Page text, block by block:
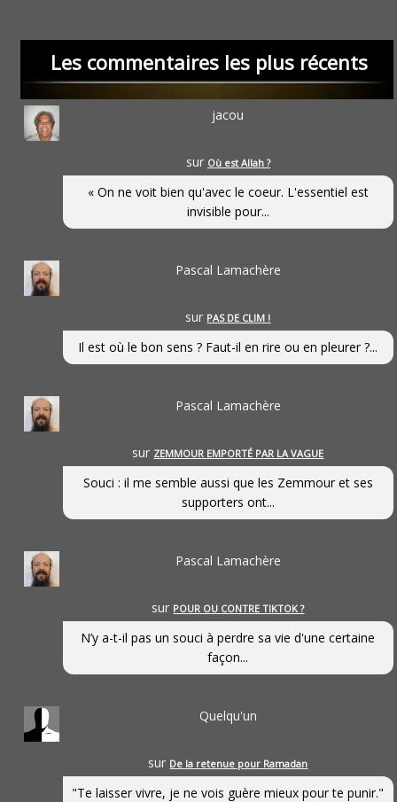
Les commentaires les plus récents
jacou
sur Où est Allah ?
« On ne voit bien qu'avec le coeur. L'essentiel est
invisible pour...
Pascal Lamachère
sur PAS DE CLIM !
Il est où le bon sens ? Faut-il en rire ou en pleurer ?...
Pascal Lamachère
sur ZEMMOUR EMPORTÉ PAR LA VAGUE
Souci : il me semble aussi que les Zemmour et ses
supporters ont...
Pascal Lamachère
sur POUR OU CONTRE TIKTOK ?
N’y a-t-il pas un souci à perdre sa vie d'une certaine
façon...
Quelqu'un
sur De la retenue pour Ramadan
"Te laisser vivre, je ne vois guère mieux pour te punir."